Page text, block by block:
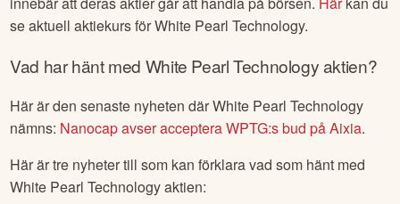
se aktuell aktiekurs förWhite Pearl Technology.
Vad har hänt med White Pearl Technologyaktien?
Här är den senaste nyheten därWhite Pearl Technology
nämns: Nanocap avser acceptera WPTG:s bud på Aixia.
Här är tre nyheter till som kan förklara vad som hänt med
White Pearl Technologyaktien: